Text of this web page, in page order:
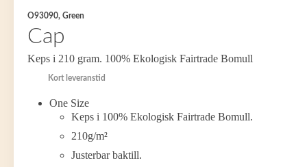
O93090, Green
Cap
Keps i 210 gram. 100% Ekologisk Fairtrade Bomull
Kort leveranstid
One Size
Keps i 100% Ekologisk Fairtrade Bomull.
210g/m²
Justerbar baktill.